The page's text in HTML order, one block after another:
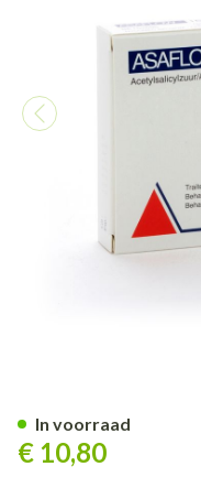
€ 10,80
In voorraad